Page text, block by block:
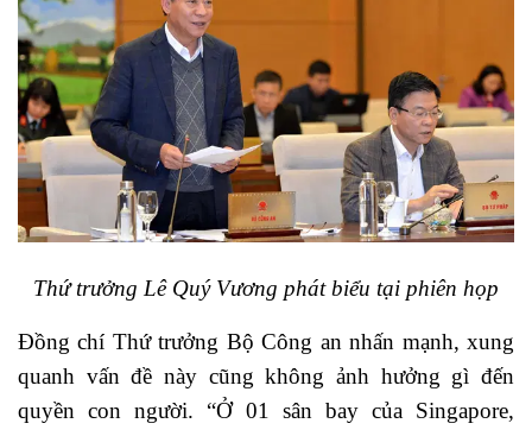
Thứ trưởng Lê Quý Vương phát biểu tại phiên họp
Đồng chí Thứ trưởng Bộ Công an nhấn mạnh, xung
quanh vấn đề này cũng không ảnh hưởng gì đến
quyền con người. “Ở 01 sân bay của Singapore,